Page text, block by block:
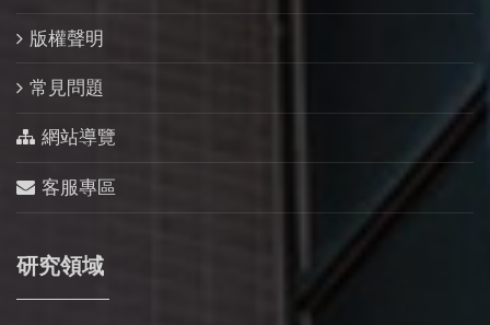
版權聲明
常見問題
網站導覽
客服專區
研究領域